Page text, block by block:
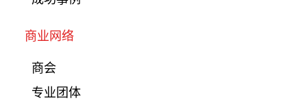
商业网络
商会
专业团体